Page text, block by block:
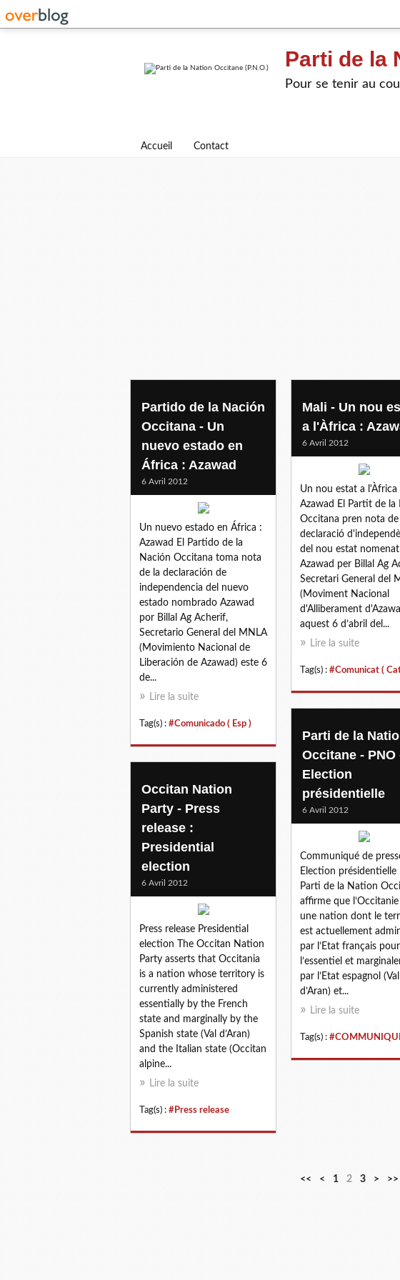
Parti de la
Pour se tenir au
Accueil Contact
Partido de la Nación
Occitana - Un
nuevo estado en
África : Azawad
6 Avril 2012
Un nuevo estado en África :
Azawad El Partido de la
Nación Occitana toma nota
de la declaración de
independencia del nuevo
estado nombrado Azawad
por Billal Ag Acherif,
Secretario General del MNLA
(Movimiento Nacional de
Liberación de Azawad) este 6
de...
Lire la suite
Tag(s) : #Comunicado ( Esp )
Mali - Un nou
a l'Àfrica :
6 Avril 2012
Un nou estat a l'Àfrica
Azawad El Partit de la
Occitana pren nota de
declaració
del nou estat nomenat
Azawad per Billal Ag
Secretari General del
(Moviment Nacional
d'Alliberament
aquest 6 d’abril del...
Lire la suite
Tag(s) : #Comunicat (
Parti de la
Occitane - PNO
Election
présidentielle
6 Avril 2012
Communiqué de
Election présidentielle
Parti de la Nation
affirme que
une nation dont le
est actuellement
par l’Etat français pour
l’essentiel et
par l’Etat espagnol (Val
d’Aran) et...
Lire la suite
Tag(s) :
Occitan Nation
Party - Press
release :
Presidential
election
6 Avril 2012
Press release Presidential
election The Occitan Nation
Party asserts that Occitania
is a nation whose territory is
currently administered
essentially by the French
state and marginally by the
Spanish state (Val d’Aran)
and the Italian state (Occitan
alpine...
Lire la suite
Tag(s) : #Press release
<< < 1 2 3 > >>